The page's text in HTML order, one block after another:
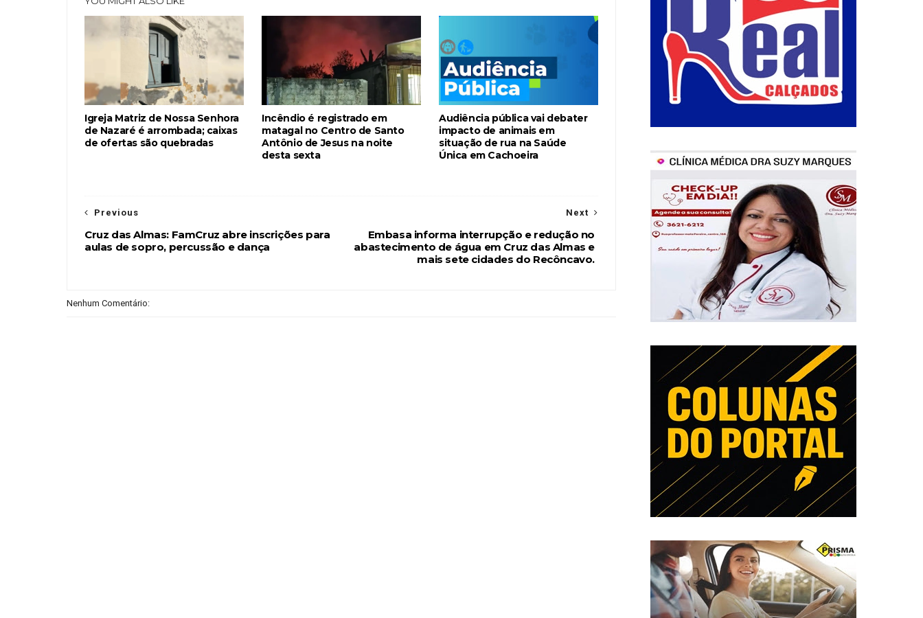
Igreja Matriz de Nossa Senhora
de Nazaré é arrombada; caixas
de ofertas são quebradas
Incêndio é registrado em
matagal no Centro de Santo
Antônio de Jesus na noite
desta sexta
Audiência pública vai debater
impacto de animais em
situação de rua na Saúde
Única em Cachoeira
Next
Embasa informa interrupção e redução no
abastecimento de água em Cruz das Almas e
mais sete cidades do Recôncavo.
Previous
Cruz das Almas: FamCruz abre inscrições para
aulas de sopro, percussão e dança
Nenhum Comentário: